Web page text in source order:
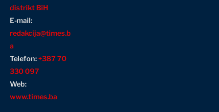
distrikt BiH
E-mail:
redakcija@times.b
a
Telefon:+387 70
330 097
Web:
www.times.ba